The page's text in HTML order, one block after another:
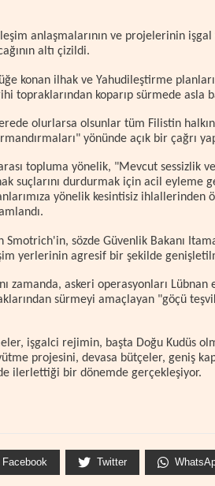
anlaşmalarının ve projelerinin
altı çizildi.
konan ilhak ve Yahudileştirme
topraklarından koparıp sürmede asla
olurlarsa olsunlar tüm Filistin
yönünde açık bir çağrı
topluma yönelik, "Mevcut sessizlik
suçlarını durdurmak için acil eyleme
yönelik kesintisiz
Smotrich'in, sözde Güvenlik Bakanı
yerlerinin agresif bir şekilde
zamanda, askeri operasyonları
sürmeyi amaçlayan "göçü
işgalci rejimin, başta Doğu Kudüs
projesini, devasa bütçeler, geniş
ilerlettiği bir dönemde gerçekleşiyor.
Facebook Twitter